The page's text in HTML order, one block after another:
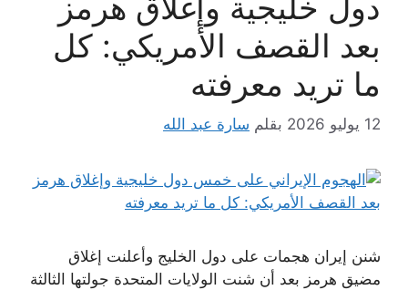
بعد القصف الأمريكي: كل
ما تريد معرفته
12 يوليو 2026 بقلم سارة عبد الله
شنن إيران هجمات على دول الخليج وأعلنت إغلاق
مضيق هرمز بعد أن شنت الولايات المتحدة جولتها الثالثة